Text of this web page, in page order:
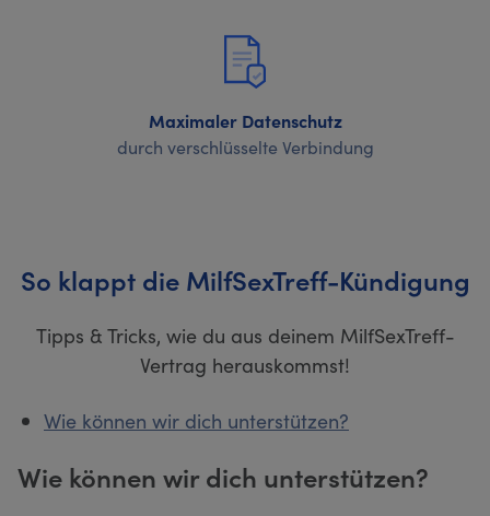
Maximaler Datenschutz
durch verschlüsselte Verbindung
So klappt die MilfSexTreff-Kündigung
Tipps & Tricks, wie du aus deinem MilfSexTreff-
Vertrag herauskommst!
Wie können wir dich unterstützen?
Wie können wir dich unterstützen?